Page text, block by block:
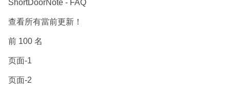
ShortDoorNote - FAQ
查看所有當前更新！
前 100 名
页面-1
页面-2